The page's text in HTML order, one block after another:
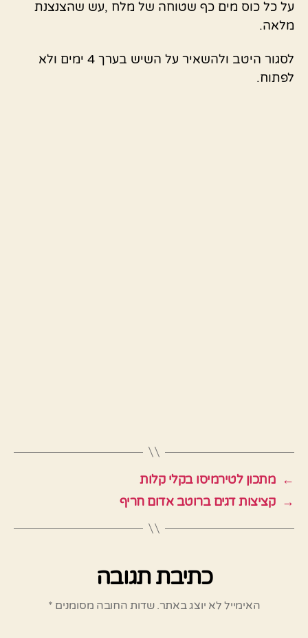
על כל כוס מים כף שטוחה של מלח ,עש שהצנצנת
מלאה.
לסגור היטב ולהשאיר על השיש בערך 4 ימים ולא
לפתוח.
← מתכון לטירמיסו בקלי קלות
→ קציצות דגים ברוטב אדום חריף
כתיבת תגובה
האימייל לא יוצג באתר. שדות החובה מסומנים *